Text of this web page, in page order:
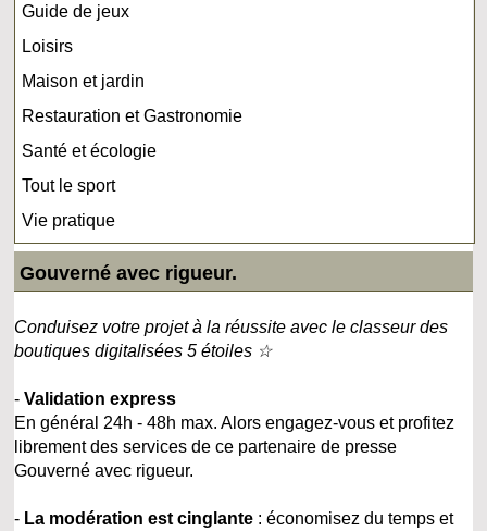
Guide de jeux
Loisirs
Maison et jardin
Restauration et Gastronomie
Santé et écologie
Tout le sport
Vie pratique
Gouverné avec rigueur.
Conduisez votre projet à la réussite avec le classeur des
boutiques digitalisées 5 étoiles ☆
-Validation express
En général 24h - 48h max. Alors engagez-vous et profitez
librement des services de ce partenaire de presse
Gouverné avec rigueur.
- La modération est cinglante : économisez du temps et